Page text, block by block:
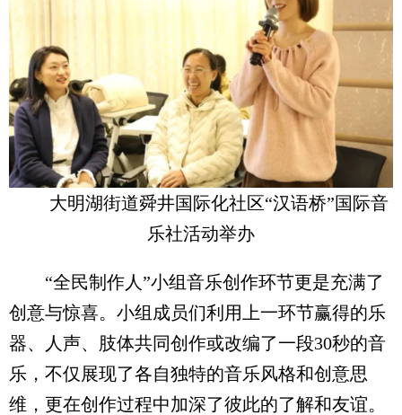
大明湖街道舜井国际化社区“汉语桥”国际音
乐社活动举办
“全民制作人”小组音乐创作环节更是充满了
创意与惊喜。小组成员们利用上一环节赢得的乐
器、人声、肢体共同创作或改编了一段30秒的音
乐，不仅展现了各自独特的音乐风格和创意思
维，更在创作过程中加深了彼此的了解和友谊。